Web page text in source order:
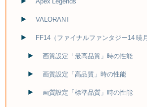
Apex Legends
VALORANT
FF14（ファイナルファンタジー14 暁
画質設定「最高品質」時の性能
画質設定「高品質」時の性能
画質設定「標準品質」時の性能